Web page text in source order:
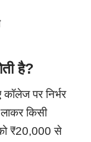
है?
पर निर्भर
किसी
₹20,000 से